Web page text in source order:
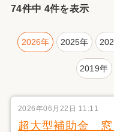
74件中 4件を表示
2026年 2025年
2019年
2026年06月22日 11:11
超大型補助金 窓